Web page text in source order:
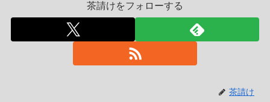
茶請けをフォローする
茶請け